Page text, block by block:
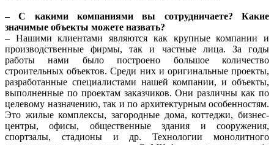
– С какими компаниями вы сотрудничаете? Какие
значимые объекты можете назвать?
– Нашими клиентами являются как крупные компании и
производственные фирмы, так и частные лица. За годы
работы нами было построено большое количество
строительных объектов. Среди них и оригинальные проекты,
разработанные специалистами нашей компании, и объекты,
выполненные по проектам заказчиков. Они различны как по
целевому назначению, так и по архитектурным особенностям.
Это жилые комплексы, загородные дома, коттеджи, бизнес-
центры, офисы, общественные здания и сооружения,
спортзалы, стадионы и др. Технологии монолитного